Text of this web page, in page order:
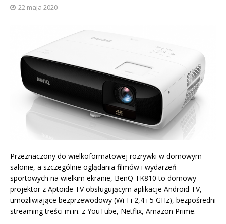
22 maja 2020
Przeznaczony do wielkoformatowej rozrywki w domowym
salonie, a szczególnie oglądania filmów i wydarzeń
sportowych na wielkim ekranie, BenQ TK810 to domowy
projektor z Aptoide TV obsługującym aplikacje Android TV,
umożliwiające bezprzewodowy (Wi-Fi 2,4 i 5 GHz), bezpośredni
streaming treści m.in. z YouTube, Netflix, Amazon Prime.